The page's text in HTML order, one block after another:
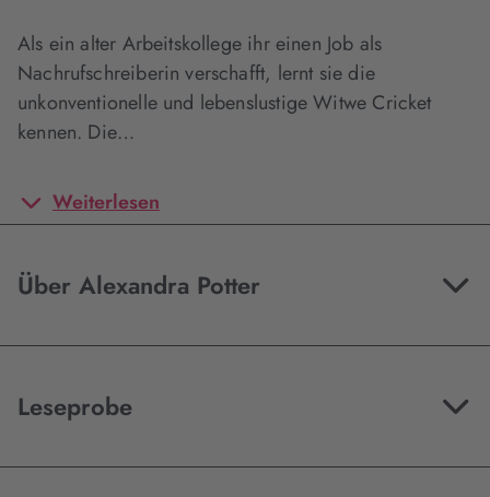
Als ein alter Arbeitskollege ihr einen Job als
Nachrufschreiberin verschafft, lernt sie die
unkonventionelle und lebenslustige Witwe Cricket
kennen. Die…
Weiterlesen
Über Alexandra Potter
Leseprobe